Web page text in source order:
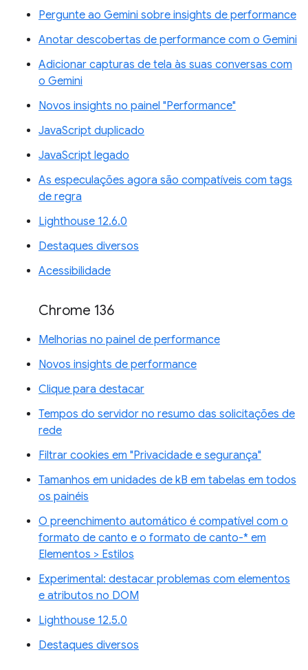
Pergunte ao Gemini sobre insights de performance
Anotar descobertas de performance com o Gemini
Adicionar capturas de tela às suas conversas com
o Gemini
Novos insights no painel "Performance"
JavaScript duplicado
JavaScript legado
As especulações agora são compatíveis com tags
de regra
Lighthouse 12.6.0
Destaques diversos
Acessibilidade
Chrome 136
Melhorias no painel de performance
Novos insights de performance
Clique para destacar
Tempos do servidor no resumo das solicitações de
rede
Filtrar cookies em "Privacidade e segurança"
Tamanhos em unidades de kB em tabelas em todos
os painéis
O preenchimento automático é compatível com o
formato de canto e o formato de canto-* em
Elementos > Estilos
Experimental: destacar problemas com elementos
e atributos no DOM
Lighthouse 12.5.0
Destaques diversos